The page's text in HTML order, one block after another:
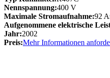
Nennspannung:400 V
Maximale Stromaufnahme:92
Aufgenommene elektrische
Jahr:2002
Preis:Mehr Informationen